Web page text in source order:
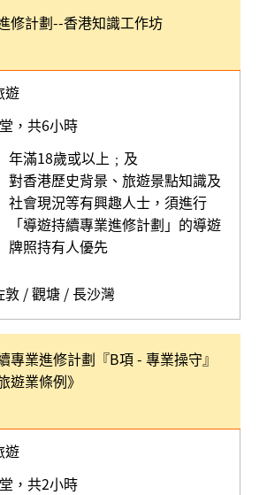
修計劃--香港知識工作坊
遊
，共6小時
年滿18歲或以上﹔及
對香港歷史背景、旅遊景點知識及
社會現況等有興趣人士，須進行
「導遊持續專業進修計劃」的導遊
牌照持有人優先
敦 / 觀塘 / 長沙灣
專業進修計劃『B項 - 專業操守』
遊業條例》
遊
，共2小時